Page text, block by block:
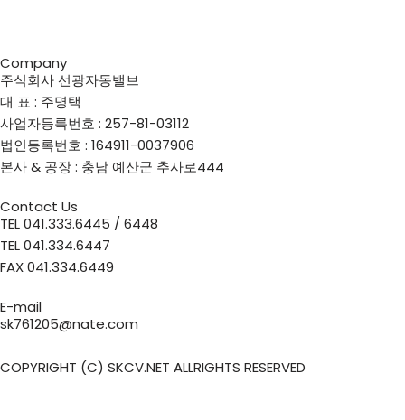
Company
주식회사 선광자동밸브
대 표 : 주명택
사업자등록번호 : 257-81-03112
법인등록번호 : 164911-0037906
본사 & 공장 : 충남 예산군 추사로444
Contact Us
TEL 041.333.6445 / 6448
TEL 041.334.6447
FAX 041.334.6449
E-mail
sk761205@nate.com
COPYRIGHT (C) SKCV.NET ALLRIGHTS RESERVED